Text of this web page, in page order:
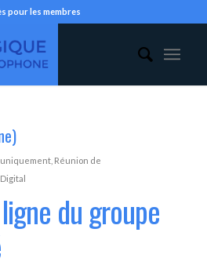
pour les membres
uniquement, Réunion de
du groupe